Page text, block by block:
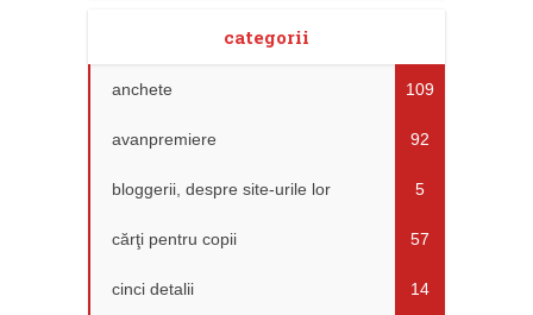
categorii
anchete 109
avanpremiere 92
bloggerii, despre site-urile lor 5
cărţi pentru copii 57
cinci detalii 14